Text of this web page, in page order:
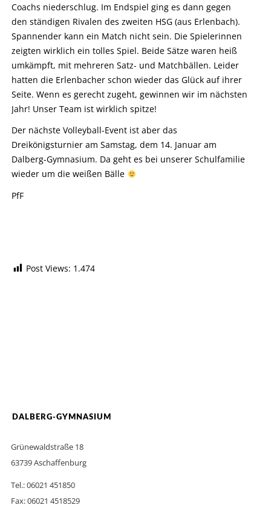
Coachs niederschlug. Im Endspiel ging es dann gegen
den ständigen Rivalen des zweiten HSG (aus Erlenbach).
Spannender kann ein Match nicht sein. Die Spielerinnen
zeigten wirklich ein tolles Spiel. Beide Sätze waren heiß
umkämpft, mit mehreren Satz- und Matchbällen. Leider
hatten die Erlenbacher schon wieder das Glück auf ihrer
Seite. Wenn es gerecht zugeht, gewinnen wir im nächsten
Jahr! Unser Team ist wirklich spitze!
Der nächste Volleyball-Event ist aber das
Dreikönigsturnier am Samstag, dem 14. Januar am
Dalberg-Gymnasium. Da geht es bei unserer Schulfamilie
wieder um die weißen Bälle
PfF
Post Views: 1.474
DALBERG-GYMNASIUM
Grünewaldstraße 18
63739 Aschaffenburg
Tel.: 06021 451850
Fax: 06021 4518529